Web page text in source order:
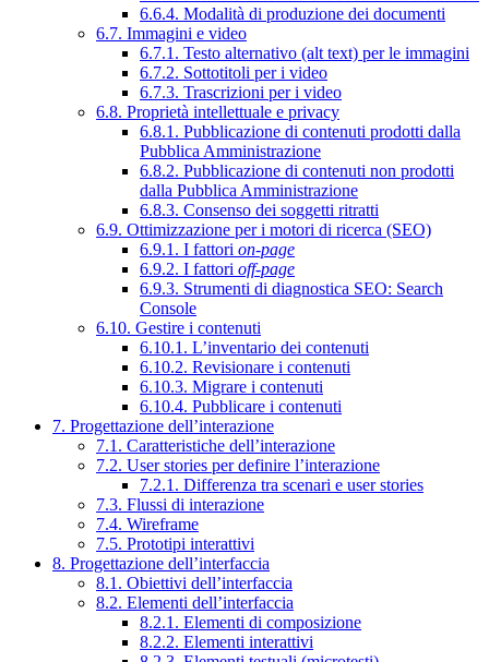
6.6.4. Modalità di produzione dei documenti
6.7. Immagini e video
6.7.1. Testo alternativo (alt text) per le immagini
6.7.2. Sottotitoli per i video
6.7.3. Trascrizioni per i video
6.8. Proprietà intellettuale e privacy
6.8.1. Pubblicazione di contenuti prodotti dalla
Pubblica Amministrazione
6.8.2. Pubblicazione di contenuti non prodotti
dalla Pubblica Amministrazione
6.8.3. Consenso dei soggetti ritratti
6.9. Ottimizzazione per i motori di ricerca (SEO)
6.9.1. I fattori on-page
6.9.2. I fattori off-page
6.9.3. Strumenti di diagnostica SEO: Search
Console
6.10. Gestire i contenuti
6.10.1. L’inventario dei contenuti
6.10.2. Revisionare i contenuti
6.10.3. Migrare i contenuti
6.10.4. Pubblicare i contenuti
7. Progettazione dell’interazione
7.1. Caratteristiche dell’interazione
7.2. User stories per definire l’interazione
7.2.1. Differenza tra scenari e user stories
7.3. Flussi di interazione
7.4. Wireframe
7.5. Prototipi interattivi
8. Progettazione dell’interfaccia
8.1. Obiettivi dell’interfaccia
8.2. Elementi dell’interfaccia
8.2.1. Elementi di composizione
8.2.2. Elementi interattivi